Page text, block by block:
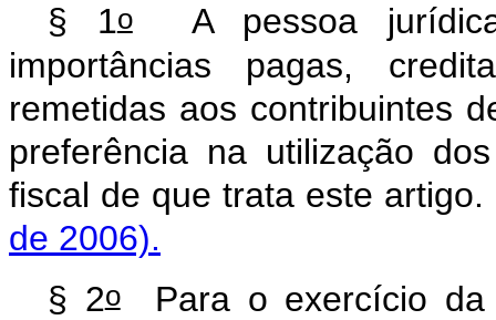
§ 1oA pessoa jurídica
importâncias pagas,
remetidas aos contribuintes
preferência na utilização
fiscal de que trata este
de 2006).
§ 2oPara o exercício da